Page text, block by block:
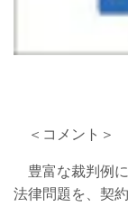
＜コメント＞
豊富な裁判例に
法律問題を、契